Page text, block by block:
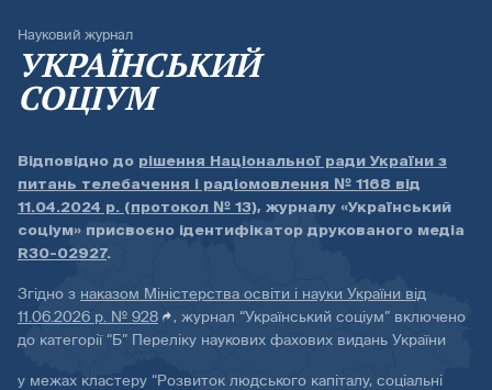
Науковий журнал
УКРАЇНСЬКИЙ
СОЦІУМ
Відповідно до рішення Національної ради України з
питань телебачення і радіомовлення № 1168 від
11.04.2024 р. (протокол № 13), журналу «Український
соціум» присвоєно ідентифікатор друкованого медіа
R30-02927.
Згідно з наказом Міністерства освіти і науки України від
11.06.2026 р. № 928
, журнал “Український соціум” включено
до категорії “Б” Переліку наукових фахових видань України
у межах кластеру “Розвиток людського капіталу, соціальні